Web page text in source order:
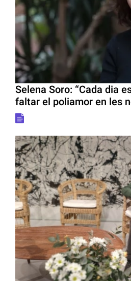
Selena Soro: “Cada dia
faltar el poliamor en les